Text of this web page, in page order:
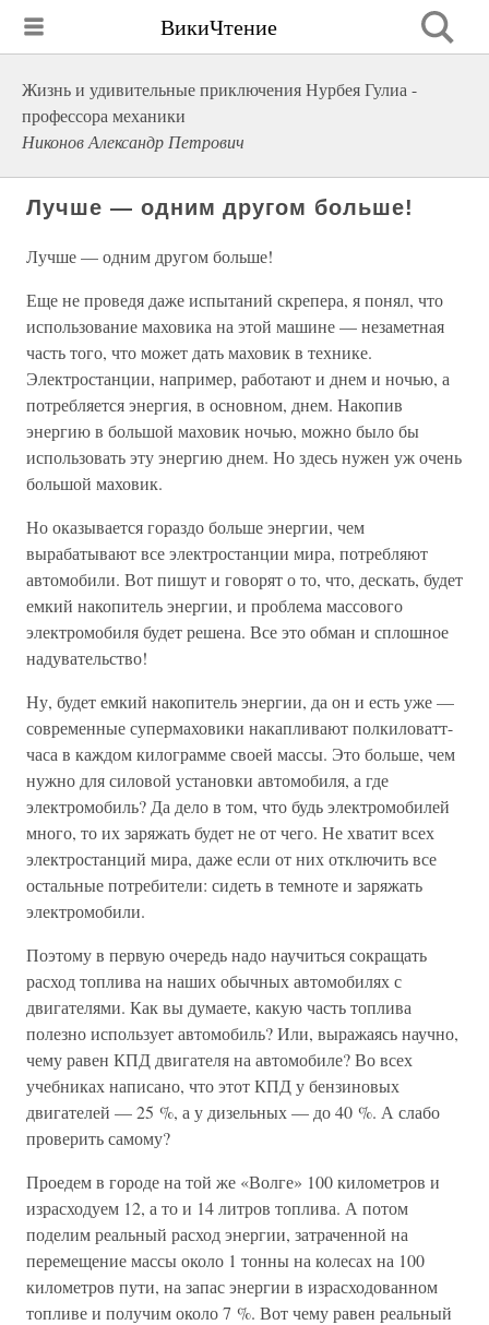
ВикиЧтение
Жизнь и удивительные приключения Нурбея Гулиа -
профессора механики
Никонов Александр Петрович
Лучше — одним другом больше!
Лучше — одним другом больше!
Еще не проведя даже испытаний скрепера, я понял, что
использование маховика на этой машине — незаметная
часть того, что может дать маховик в технике.
Электростанции, например, работают и днем и ночью, а
потребляется энергия, в основном, днем. Накопив
энергию в большой маховик ночью, можно было бы
использовать эту энергию днем. Но здесь нужен уж очень
большой маховик.
Но оказывается гораздо больше энергии, чем
вырабатывают все электростанции мира, потребляют
автомобили. Вот пишут и говорят о то, что, дескать, будет
емкий накопитель энергии, и проблема массового
электромобиля будет решена. Все это обман и сплошное
надувательство!
Ну, будет емкий накопитель энергии, да он и есть уже —
современные супермаховики накапливают полкиловатт-
часа в каждом килограмме своей массы. Это больше, чем
нужно для силовой установки автомобиля, а где
электромобиль? Да дело в том, что будь электромобилей
много, то их заряжать будет не от чего. Не хватит всех
электростанций мира, даже если от них отключить все
остальные потребители: сидеть в темноте и заряжать
электромобили.
Поэтому в первую очередь надо научиться сокращать
расход топлива на наших обычных автомобилях с
двигателями. Как вы думаете, какую часть топлива
полезно использует автомобиль? Или, выражаясь научно,
чему равен КПД двигателя на автомобиле? Во всех
учебниках написано, что этот КПД у бензиновых
двигателей — 25 %, а у дизельных — до 40 %. А слабо
проверить самому?
Проедем в городе на той же «Волге» 100 километров и
израсходуем 12, а то и 14 литров топлива. А потом
поделим реальный расход энергии, затраченной на
перемещение массы около 1 тонны на колесах на 100
километров пути, на запас энергии в израсходованном
топливе и получим около 7 %. Вот чему равен реальный